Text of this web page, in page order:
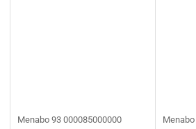
Menabo 93 000085000000 Menabo